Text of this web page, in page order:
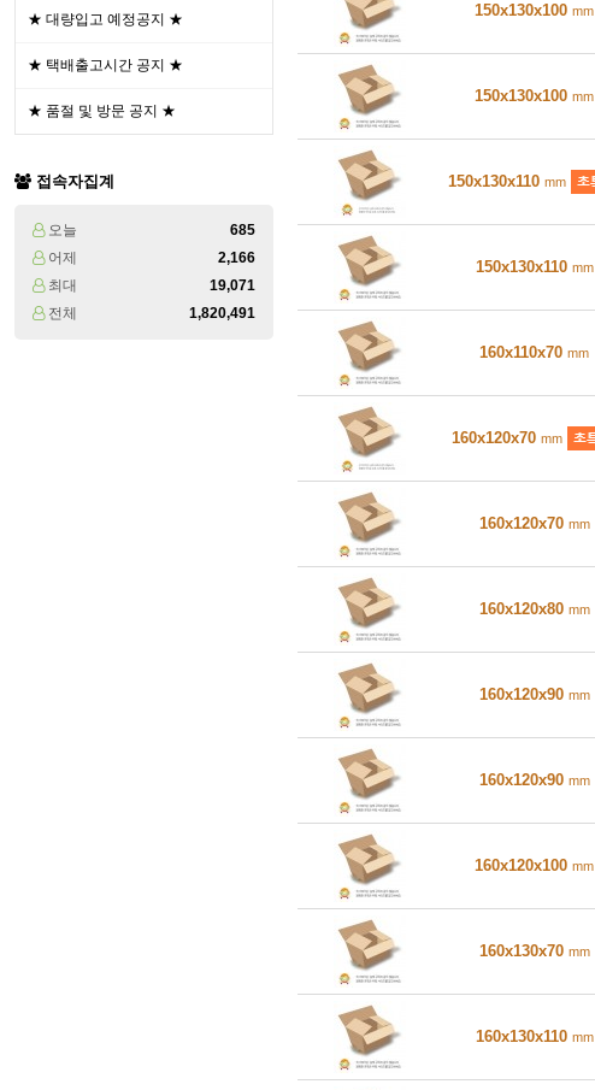
★ 대량입고 예정공지 ★
★ 택배출고시간 공지 ★
★ 품절 및 방문 공지 ★
접속자집계
오늘
685
어제
2,166
최대
19,071
전체
1,820,491
150x130x100 mm
150x130x100 mm
150x130x110 mm
150x130x110 mm
160x110x70 mm
160x120x70 mm
160x120x70 mm
160x120x80 mm
160x120x90 mm
160x120x90 mm
160x120x100 mm
160x130x70 mm
160x130x110 mm